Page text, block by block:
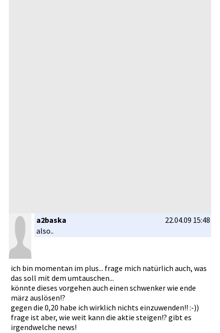
a2baska
22.04.09 15:48
also..
ich bin momentan im plus... frage mich natürlich­ auch, was
das soll mit dem umtauschen­...
könnte dieses vorgehen auch einen schwenker wie ende
märz auslösen!?­
gegen die 0,20 habe ich wirklich nichts einzuwende­n!! :-))
frage ist aber, wie weit kann die aktie steigen!? gibt es
irgendwelc­he news!